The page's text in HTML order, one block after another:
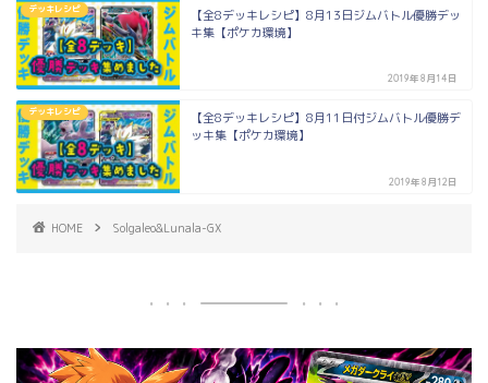
デッキレシピ
【全8デッキレシピ】8月13日ジムバトル優勝デッ
キ集【ポケカ環境】
2019年8月14日
デッキレシピ
【全8デッキレシピ】8月11日付ジムバトル優勝デ
ッキ集【ポケカ環境】
2019年8月12日
HOME Solgaleo&Lunala-GX